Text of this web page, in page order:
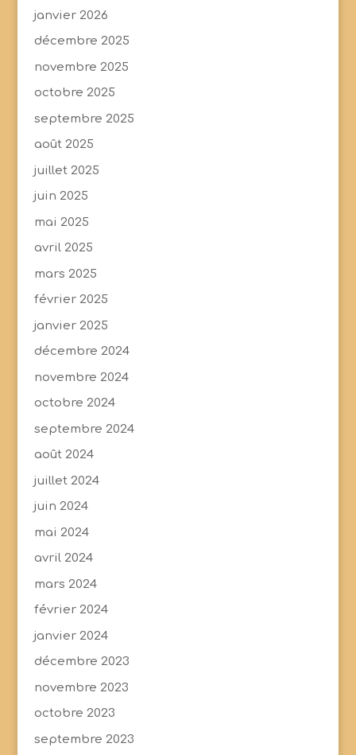
janvier 2026
décembre 2025
novembre 2025
octobre 2025
septembre 2025
août 2025
juillet 2025
juin 2025
mai 2025
avril 2025
mars 2025
février 2025
janvier 2025
décembre 2024
novembre 2024
octobre 2024
septembre 2024
août 2024
juillet 2024
juin 2024
mai 2024
avril 2024
mars 2024
février 2024
janvier 2024
décembre 2023
novembre 2023
octobre 2023
septembre 2023